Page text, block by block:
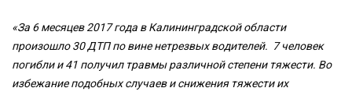
«За 6 месяцев 2017 года в Калининградской области
произошло 30 ДТП по вине нетрезвых водителей. 7 человек
погибли и 41 получил травмы различной степени тяжести. Во
избежание подобных случаев и снижения тяжести их